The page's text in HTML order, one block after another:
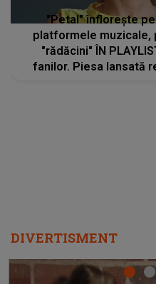
"Petal" înflorește
platformele muzicale,
"rădăcini" ÎN
fanilor. Piesa lansată
DIVERTISMENT